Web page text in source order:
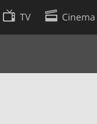
TV Cinema